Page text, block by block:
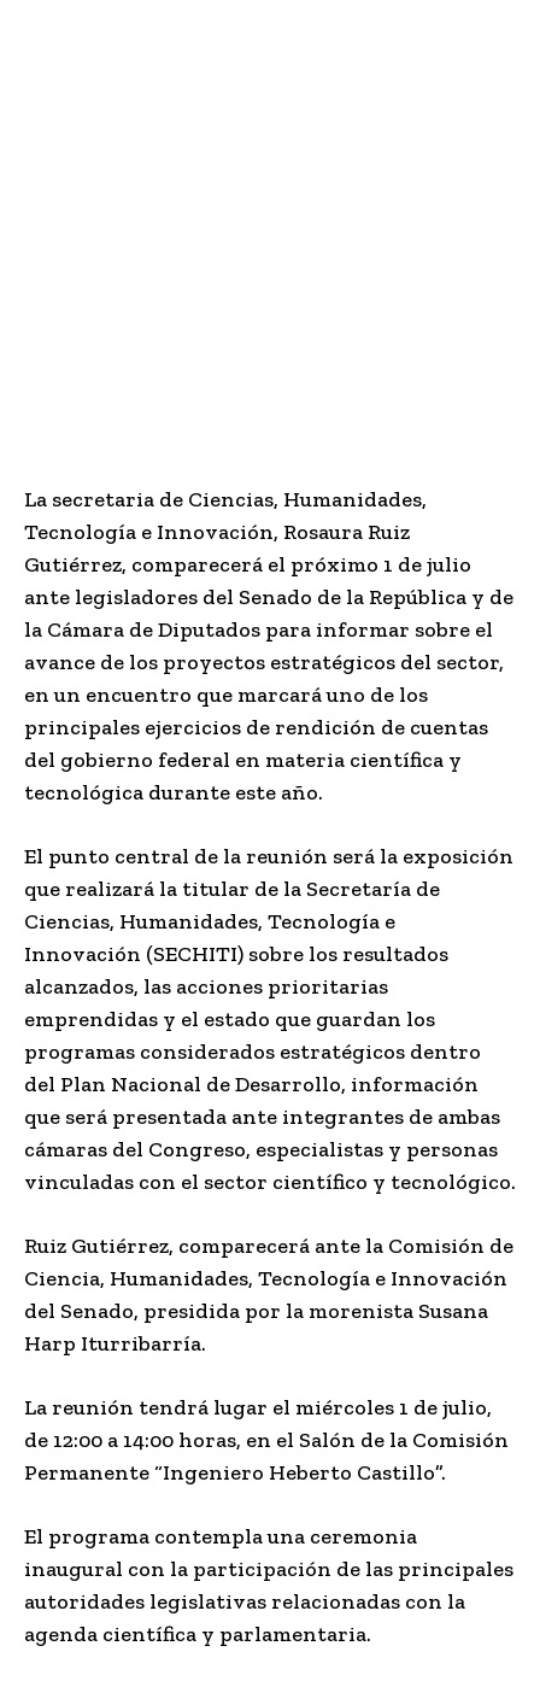
La secretaria de Ciencias, Humanidades,
Tecnología e Innovación, Rosaura Ruiz
Gutiérrez, comparecerá el próximo 1 de julio
ante legisladores del Senado de la República y de
la Cámara de Diputados para informar sobre el
avance de los proyectos estratégicos del sector,
en un encuentro que marcará uno de los
principales ejercicios de rendición de cuentas
del gobierno federal en materia científica y
tecnológica durante este año.
El punto central de la reunión será la exposición
que realizará la titular de la Secretaría de
Ciencias, Humanidades, Tecnología e
Innovación (SECHITI) sobre los resultados
alcanzados, las acciones prioritarias
emprendidas y el estado que guardan los
programas considerados estratégicos dentro
del Plan Nacional de Desarrollo, información
que será presentada ante integrantes de ambas
cámaras del Congreso, especialistas y personas
vinculadas con el sector científico y tecnológico.
Ruiz Gutiérrez, comparecerá ante la Comisión de
Ciencia, Humanidades, Tecnología e Innovación
del Senado, presidida por la morenista Susana
Harp Iturribarría.
La reunión tendrá lugar el miércoles 1 de julio,
de 12:00 a 14:00 horas, en el Salón de la Comisión
Permanente “Ingeniero Heberto Castillo”.
El programa contempla una ceremonia
inaugural con la participación de las principales
autoridades legislativas relacionadas con la
agenda científica y parlamentaria.